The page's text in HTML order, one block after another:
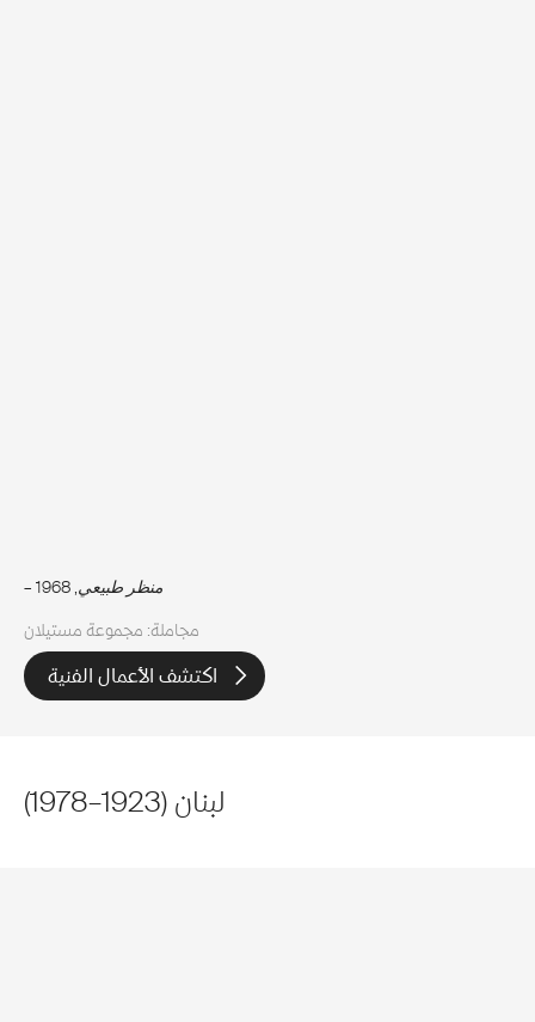
– منظر طبيعي, 1968
مجاملة: مجموعة مستيلان
اكتشف الأعمال الفنية
لبنان (
1923
–
1978
)